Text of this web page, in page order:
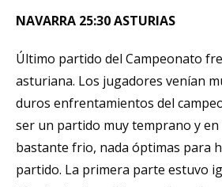
NAVARRA 25:30 ASTURIAS
Último partido del Campeonato
asturiana. Los jugadores venían
duros enfrentamientos del
ser un partido muy temprano y en
bastante frio, nada óptimas para
partido. La primera parte estuvo